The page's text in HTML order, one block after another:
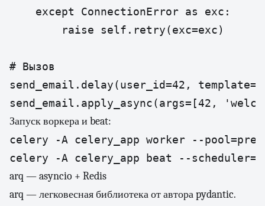
    except ConnectionError as exc:
        raise self.retry(exc=exc)
# Вызов
send_email.delay(user_id=42,
send_email.apply_async(args=[42,
Запуск воркера и beat:
celery -A celery_app worker --
celery -A celery_app beat --
arq — asyncio + Redis
arq — легковесная библиотека от автора pydantic.